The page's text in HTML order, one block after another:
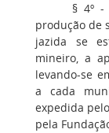
§ 4º -
produção de
jazida se
mineiro, a
levando-se
a cada
expedida
pela